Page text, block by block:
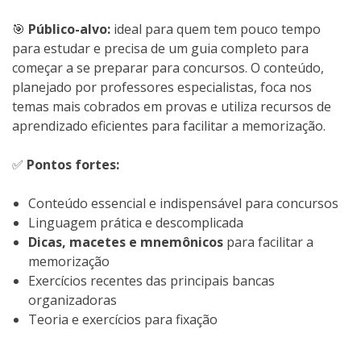
🎯 Público-alvo: ideal para quem tem pouco tempo
para estudar e precisa de um guia completo para
começar a se preparar para concursos. O conteúdo,
planejado por professores especialistas, foca nos
temas mais cobrados em provas e utiliza recursos de
aprendizado eficientes para facilitar a memorização.
✅ Pontos fortes:
Conteúdo essencial e indispensável para concursos
Linguagem prática e descomplicada
Dicas, macetes e mnemônicos para facilitar a
memorização
Exercícios recentes das principais bancas
organizadoras
Teoria e exercícios para fixação